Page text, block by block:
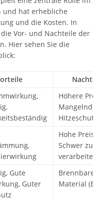
und hat erhebliche
und die Kosten. In
Vor- und Nachteile der
Hier sehen Sie die
Höhere
Mangelnder
Hitzeschutz
Hohe Preise,
Schwer zu
verarbeiten
Gute
Guter
Brennbares
Material (B2)